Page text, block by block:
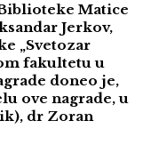
Matice
Jerkov,
„Svetozar
fakultetu u
doneo je,
ove nagrade, u
dr Zoran